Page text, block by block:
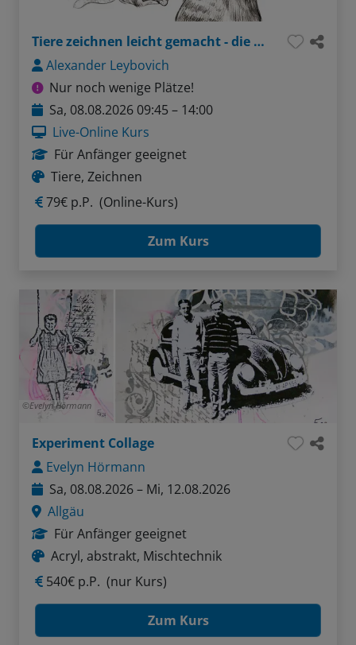
Tiere zeichnen leicht gemacht - die Katze
Alexander Leybovich
Nur noch wenige Plätze!
Sa, 08.08.2026 09:45 – 14:00
Live-Online Kurs
Für Anfänger geeignet
Tiere, Zeichnen
79€ p.P. (Online-Kurs)
Zum Kurs
Evelyn Hörmann
Experiment Collage
Evelyn Hörmann
Sa, 08.08.2026 – Mi, 12.08.2026
Allgäu
Für Anfänger geeignet
Acryl, abstrakt, Mischtechnik
540€ p.P. (nur Kurs)
Zum Kurs